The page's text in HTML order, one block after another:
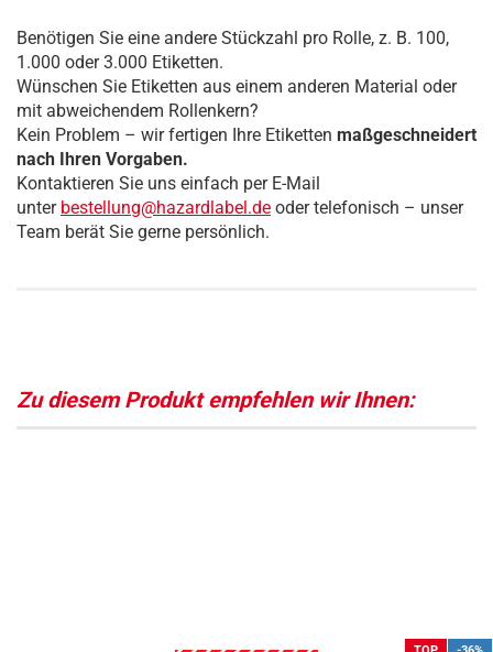
Benötigen Sie eine andere Stückzahl pro Rolle, z. B. 100,
1.000 oder 3.000 Etiketten.
Wünschen Sie Etiketten aus einem anderen Material oder
mit abweichendem Rollenkern?
Kein Problem – wir fertigen Ihre Etiketten maßgeschneidert
nach Ihren Vorgaben.
Kontaktieren Sie uns einfach per E-Mail
unter bestellung@hazardlabel.de oder telefonisch – unser
Team berät Sie gerne persönlich.
Zu diesem Produkt empfehlen wir Ihnen: